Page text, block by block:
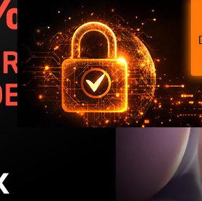
NIS2-Richtlinie: Das